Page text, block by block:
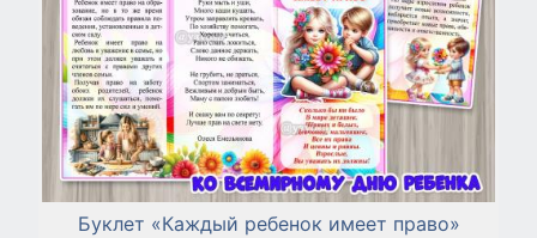
Буклет «Каждый ребенок имеет право»